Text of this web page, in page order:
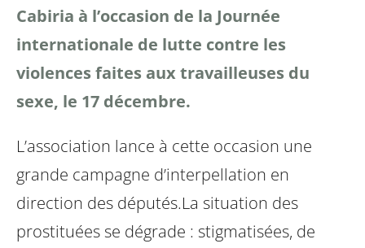
Cabiria à l’occasion de la Journée
internationale de lutte contre les
violences faites aux travailleuses du
sexe, le 17 décembre.
L’association lance à cette occasion une
grande campagne d’interpellation en
direction des députés.La situation des
prostituées se dégrade : stigmatisées, de